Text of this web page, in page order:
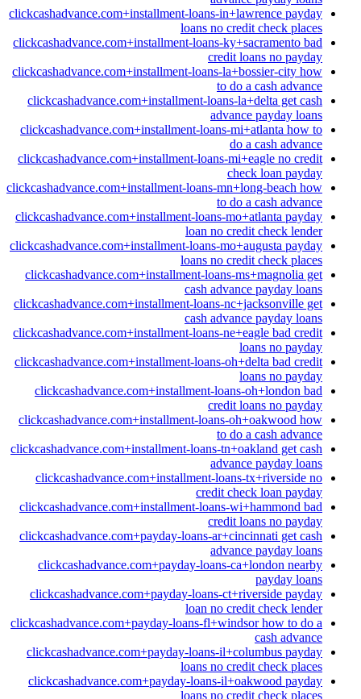
clickcashadvance.com+installment-loans-in+lawrence payday
loans no credit check places
clickcashadvance.com+installment-loans-ky+sacramento bad
credit loans no payday
clickcashadvance.com+installment-loans-la+bossier-city how
to do a cash advance
clickcashadvance.com+installment-loans-la+delta get cash
advance payday loans
clickcashadvance.com+installment-loans-mi+atlanta how to
do a cash advance
clickcashadvance.com+installment-loans-mi+eagle no credit
check loan payday
clickcashadvance.com+installment-loans-mn+long-beach how
to do a cash advance
clickcashadvance.com+installment-loans-mo+atlanta payday
loan no credit check lender
clickcashadvance.com+installment-loans-mo+augusta payday
loans no credit check places
clickcashadvance.com+installment-loans-ms+magnolia get
cash advance payday loans
clickcashadvance.com+installment-loans-nc+jacksonville get
cash advance payday loans
clickcashadvance.com+installment-loans-ne+eagle bad credit
loans no payday
clickcashadvance.com+installment-loans-oh+delta bad credit
loans no payday
clickcashadvance.com+installment-loans-oh+london bad
credit loans no payday
clickcashadvance.com+installment-loans-oh+oakwood how
to do a cash advance
clickcashadvance.com+installment-loans-tn+oakland get cash
advance payday loans
clickcashadvance.com+installment-loans-tx+riverside no
credit check loan payday
clickcashadvance.com+installment-loans-wi+hammond bad
credit loans no payday
clickcashadvance.com+payday-loans-ar+cincinnati get cash
advance payday loans
clickcashadvance.com+payday-loans-ca+london nearby
payday loans
clickcashadvance.com+payday-loans-ct+riverside payday
loan no credit check lender
clickcashadvance.com+payday-loans-fl+windsor how to do a
cash advance
clickcashadvance.com+payday-loans-il+columbus payday
loans no credit check places
clickcashadvance.com+payday-loans-il+oakwood payday
loans no credit check places